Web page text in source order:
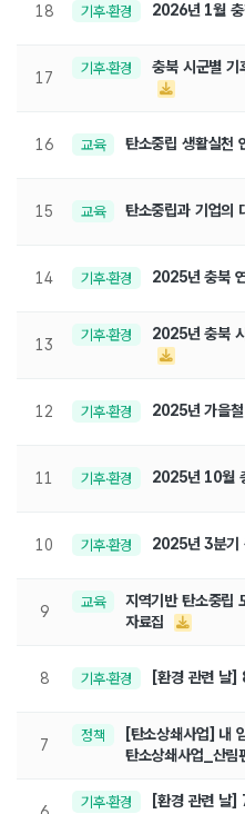
18 기후·환경 2026년 1월 충
17
기후·환경 충북 시군별
16 교육 탄소중립 생활실천
15 교육 탄소중립과 기업의
14 기후·환경 2025년 충북
13
기후·환경 2025년 충북
12 기후·환경 2025년 가을
11 기후·환경 2025년 10월
10 기후·환경 2025년 3분기
9
교육
지역기반 탄소중립
자료집
8 기후·환경 [환경 관련 날]
7
정책
[탄소상쇄사업] 내
탄소상쇄사업_산림
기후·환경
[환경 관련 날]